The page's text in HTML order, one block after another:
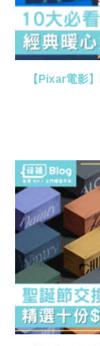
【Pixar電影